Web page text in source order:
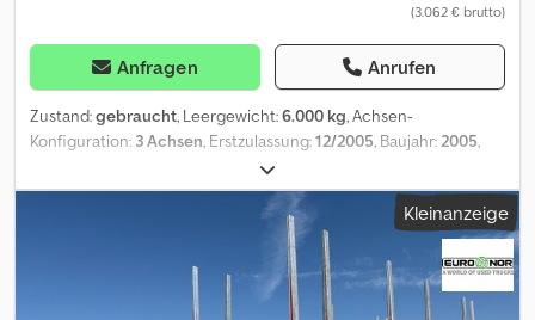
(3.062 € brutto)
Anfragen Anrufen
Zustand:gebraucht, Leergewicht:6.000 kg, Achsen-
Konfiguration: 3 Achsen , Erstzulassung:12/2005 , Baujahr: 2005
Leergewicht: 6000kg. Unser gesamtes Fahrzeugangebot finden
Sie unter . Finanzierung gewünscht? Mit unseren Value Added
Service bieten wir Ihnen individuelle Finanzierungsmöglichkeiten,
Full Service- und Telematik-Dienstleistungen. Wir beraten Sie
gerne. Dcsdsyb Uiuepfx Akwjk
Kleinanzeige